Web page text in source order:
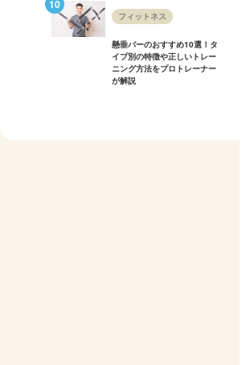
フィットネス
懸垂バーのおすすめ10選！タ
イプ別の特徴や正しいトレー
ニング方法をプロトレーナー
が解説